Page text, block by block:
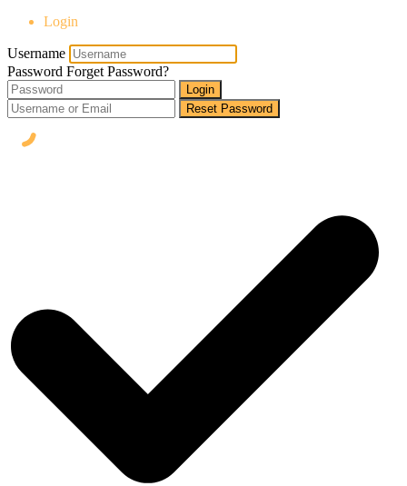
Login
Username
Password Forget Password?
Login
Reset Password